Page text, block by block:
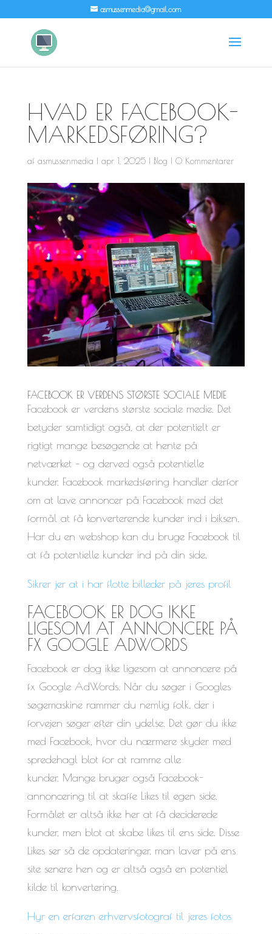
asmussenmedia@gmail.com
HVAD ER FACEBOOK-
MARKEDSFØRING?
af asmussenmedia apr 1, 2025| Blog 0 Kommentarer
FACEBOOK ER VERDENS STØRSTE SOCIALE MEDIE
Facebook er verdens største sociale medie. Det
betyder samtidigt også, at der potentielt er
rigtigt mange besøgende at hente på
netværket – og derved også potentielle
kunder. Facebook markedsføring handler derfor
om at lave annoncer på Facebook med det
formål at få konverterende kunder ind i biksen.
Har du en webshop kan du bruge Facebook til
at få potentielle kunder ind på din side.
Sikrer jer at i har flotte billeder på jeres profil
FACEBOOK ER DOG IKKE
LIGESOM AT ANNONCERE PÅ
FX GOOGLE ADWORDS
Facebook er dog ikke ligesom at annoncere på
fx Google AdWords. Når du søger i Googles
søgemaskine rammer du nemlig folk, der i
forvejen søger efter din ydelse. Det gør du ikke
med Facebook, hvor du nærmere skyder med
spredehagl blot for at ramme alle
kunder. Mange bruger også Facebook-
annoncering til at skaffe Likes til egen side.
Formålet er altså ikke her at få deciderede
kunder, men blot at skabe likes til ens side. Disse
Likes ser så de opdateringer, man laver på ens
site senere hen og er altså også en potentiel
kilde til konvertering.
Hyr en erfaren erhvervsfotograf til jeres fotos